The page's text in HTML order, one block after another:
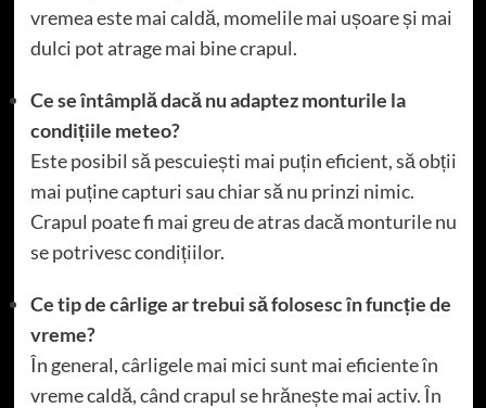
vremea este mai caldă, momelile mai ușoare și mai
dulci pot atrage mai bine crapul.
Ce se întâmplă dacă nu adaptez monturile la
condițiile meteo?
Este posibil să pescuiești mai puțin eficient, să obții
mai puține capturi sau chiar să nu prinzi nimic.
Crapul poate fi mai greu de atras dacă monturile nu
se potrivesc condițiilor.
Ce tip de cârlige ar trebui să folosesc în funcție de
vreme?
În general, cârligele mai mici sunt mai eficiente în
vreme caldă, când crapul se hrănește mai activ. În